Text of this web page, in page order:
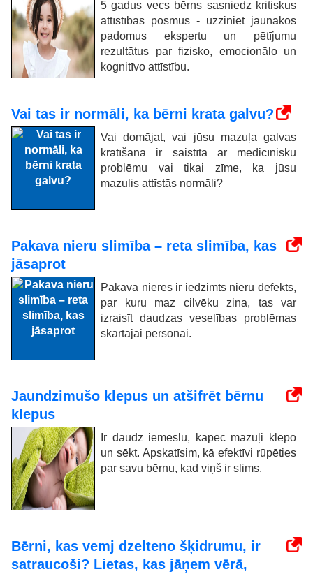
5 gadus vecs bērns sasniedz kritiskus
attīstības posmus - uzziniet jaunākos
padomus ekspertu un pētījumu
rezultātus par fizisko, emocionālo un
kognitīvo attīstību.
Vai tas ir normāli, ka bērni krata galvu?
Vai domājat, vai jūsu mazuļa galvas
kratīšana ir saistīta ar medicīnisku
problēmu vai tikai zīme, ka jūsu
mazulis attīstās normāli?
Pakava nieru slimība – reta slimība, kas
jāsaprot
Pakava nieres ir iedzimts nieru defekts,
par kuru maz cilvēku zina, tas var
izraisīt daudzas veselības problēmas
skartajai personai.
Jaundzimušo klepus un atšifrēt bērnu
klepus
Ir daudz iemeslu, kāpēc mazuļi klepo
un sēkt. Apskatīsim, kā efektīvi rūpēties
par savu bērnu, kad viņš ir slims.
Bērni, kas vemj dzelteno šķidrumu, ir
satraucoši? Lietas, kas jāņem vērā,